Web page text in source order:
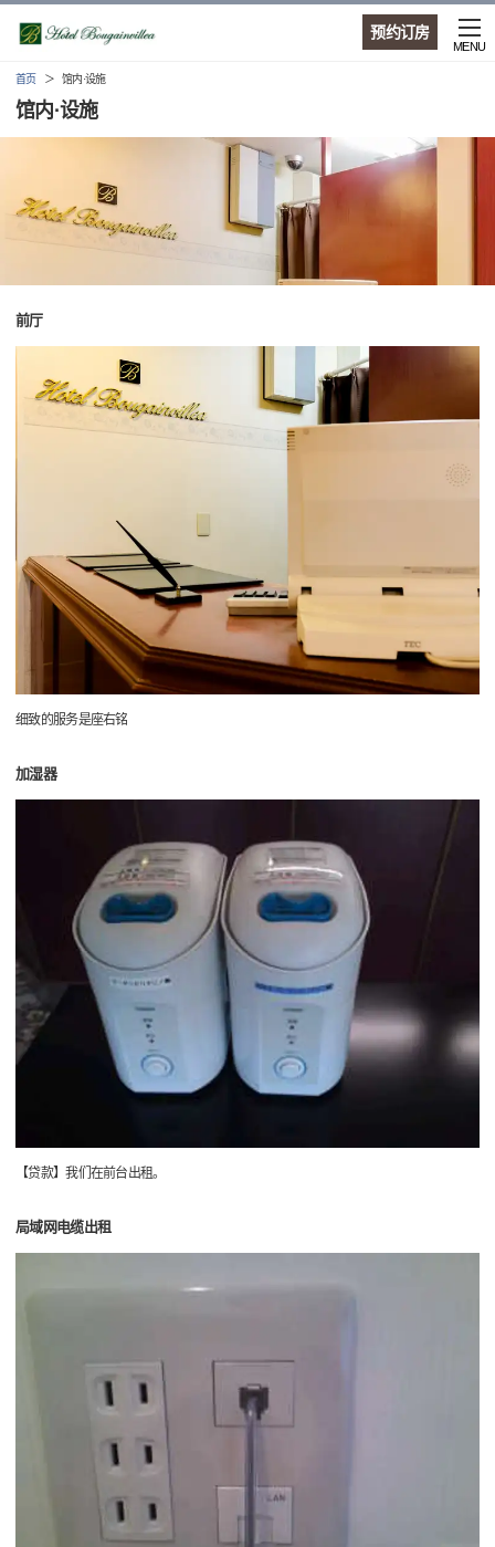
预约订房
MENU
首页 馆内·设施
馆内·设施
前厅
细致的服务是座右铭
加湿器
【贷款】我们在前台出租。
局域网电缆出租